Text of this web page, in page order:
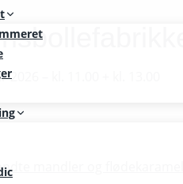
– kl. 11.00 + kl. 13.00